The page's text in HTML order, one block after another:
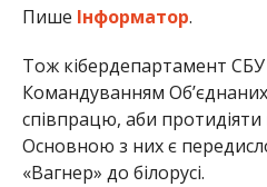
Пише Інформатор.
Тож кібердепартамент
Командуванням
співпрацю, аби
Основною з них є
«Вагнер» до білорусі.